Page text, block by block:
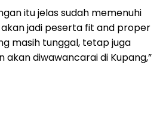
itu jelas sudah memenuhi
jadi peserta fit and proper
masih tunggal, tetap juga
akan diwawancarai di Kupang,”